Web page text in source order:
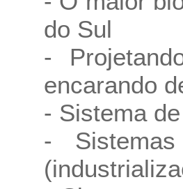
do Sul
-
encarando
- Sistema
-